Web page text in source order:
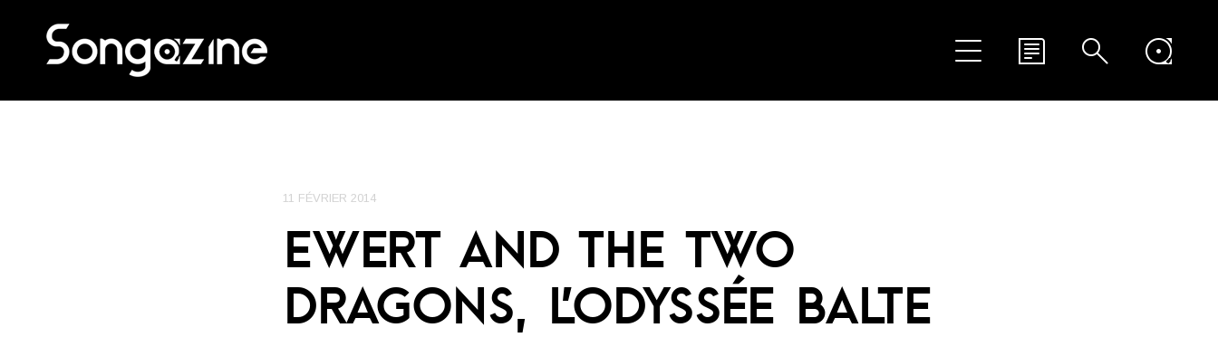
11 FÉVRIER 2014
EWERT AND THE TWO
DRAGONS, L’ODYSSÉE BALTE